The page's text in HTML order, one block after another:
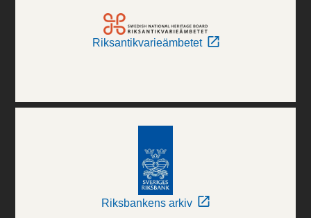
Riksantikvarieämbetet
Riksbankens arkiv